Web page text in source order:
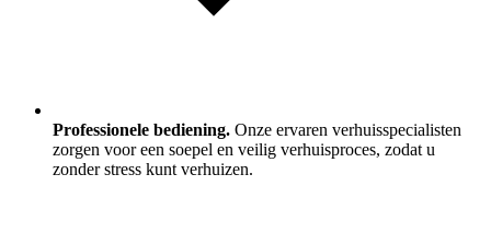
Professionele bediening. Onze ervaren verhuisspecialisten
zorgen voor een soepel en veilig verhuisproces, zodat u
zonder stress kunt verhuizen.